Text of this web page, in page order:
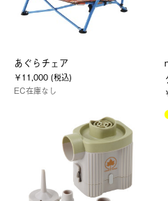
あぐらチェア
￥11,000 (税込)
EC在庫なし